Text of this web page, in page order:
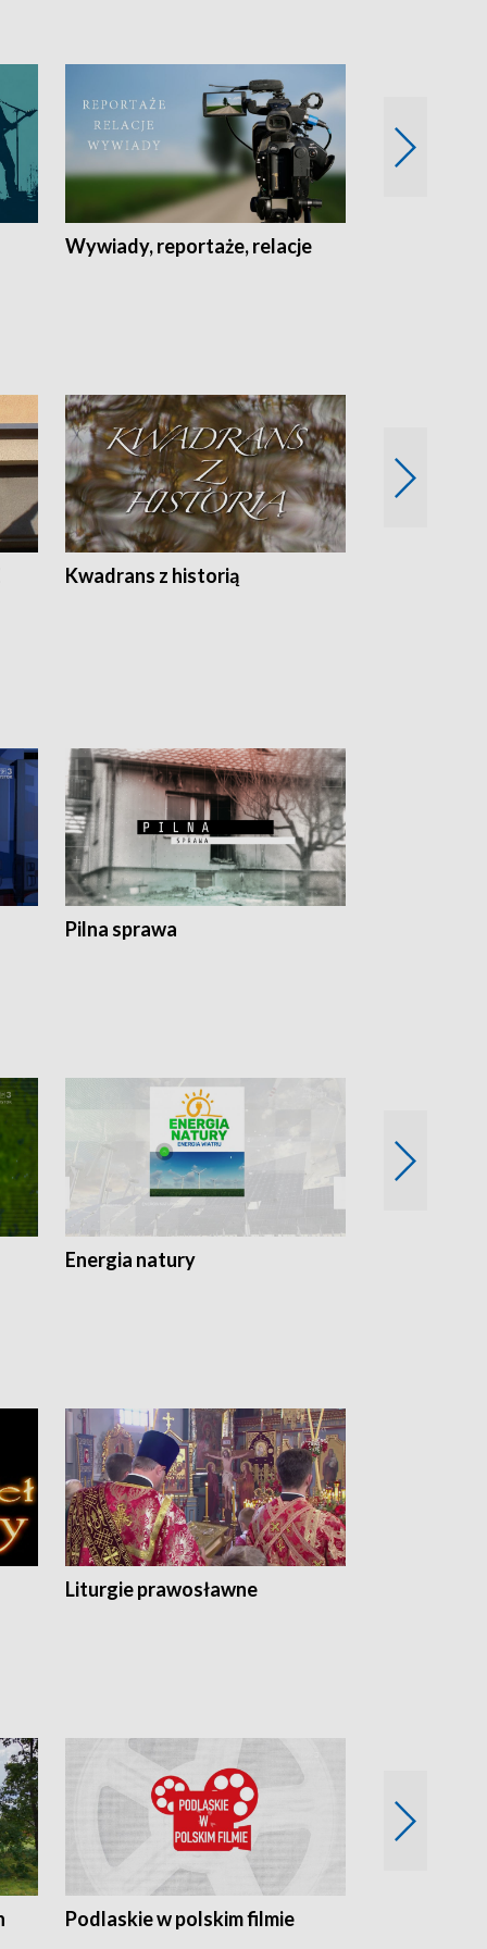
Wywiady, reportaże, relacje
Kwadrans z historią
Pilna sprawa
Energia natury
Liturgie prawosławne
Podlaskie w polskim filmie